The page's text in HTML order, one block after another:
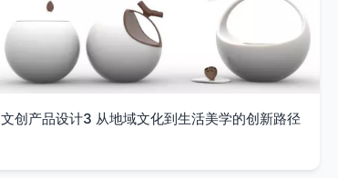
文创产品设计3 从地域文化到生活美学的创新路径